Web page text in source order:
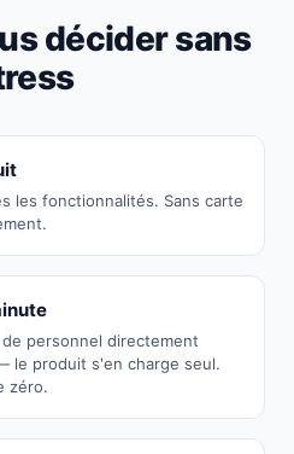
décider sans
les fonctionnalités. Sans carte
personnel directement
le produit s'en charge seul.
zéro.